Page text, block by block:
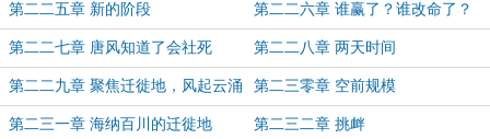
第二二五章 新的阶段 第二二六章 谁赢了？谁改命了？
第二二七章 唐风知道了会社死 第二二八章 两天时间
第二二九章 聚焦迁徙地，风起云涌 第二三零章 空前规模
第二三一章 海纳百川的迁徙地 第二三二章 挑衅